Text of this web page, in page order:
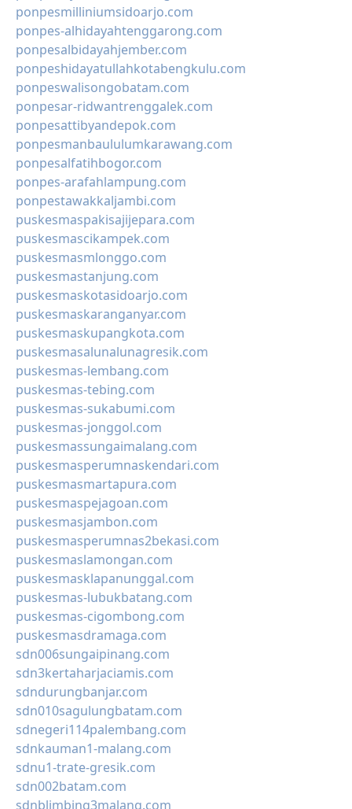
ponpesmilliniumsidoarjo.com
ponpes-alhidayahtenggarong.com
ponpesalbidayahjember.com
ponpeshidayatullahkotabengkulu.com
ponpeswalisongobatam.com
ponpesar-ridwantrenggalek.com
ponpesattibyandepok.com
ponpesmanbaululumkarawang.com
ponpesalfatihbogor.com
ponpes-arafahlampung.com
ponpestawakkaljambi.com
puskesmaspakisajijepara.com
puskesmascikampek.com
puskesmasmlonggo.com
puskesmastanjung.com
puskesmaskotasidoarjo.com
puskesmaskaranganyar.com
puskesmaskupangkota.com
puskesmasalunalunagresik.com
puskesmas-lembang.com
puskesmas-tebing.com
puskesmas-sukabumi.com
puskesmas-jonggol.com
puskesmassungaimalang.com
puskesmasperumnaskendari.com
puskesmasmartapura.com
puskesmaspejagoan.com
puskesmasjambon.com
puskesmasperumnas2bekasi.com
puskesmaslamongan.com
puskesmasklapanunggal.com
puskesmas-lubukbatang.com
puskesmas-cigombong.com
puskesmasdramaga.com
sdn006sungaipinang.com
sdn3kertaharjaciamis.com
sdndurungbanjar.com
sdn010sagulungbatam.com
sdnegeri114palembang.com
sdnkauman1-malang.com
sdnu1-trate-gresik.com
sdn002batam.com
sdnblimbing3malang.com